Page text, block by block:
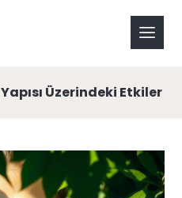
Üzerindeki Etkiler